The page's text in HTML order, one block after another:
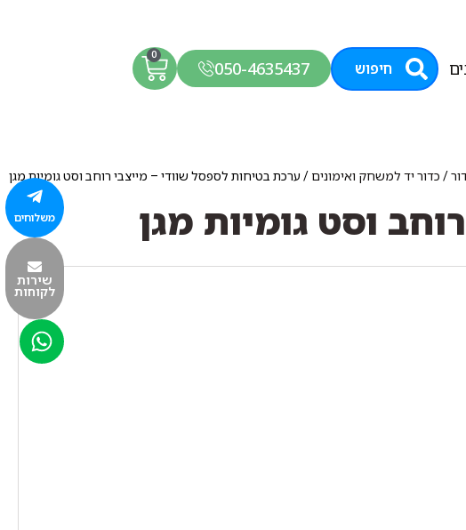
חיפוש 050-4635437
0
/ כדור יד למשחק ואימונים / ערכת בטיחות לספסל שוודי – מייצבי רוחב וסט גומיות מגן
וסט גומיות מגן משלוחים
שירות
לקוחות